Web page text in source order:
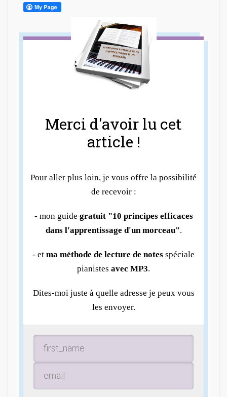
Merci d'avoir lu cet
article !
Pour aller plus loin, je vous offre la possibilité
de recevoir :
- mon guide gratuit "10 principes efficaces
dans l'apprentissage d'un morceau".
- et ma méthode de lecture de notes spéciale
pianistes avec MP3.
Dites-moi juste à quelle adresse je peux vous
les envoyer.